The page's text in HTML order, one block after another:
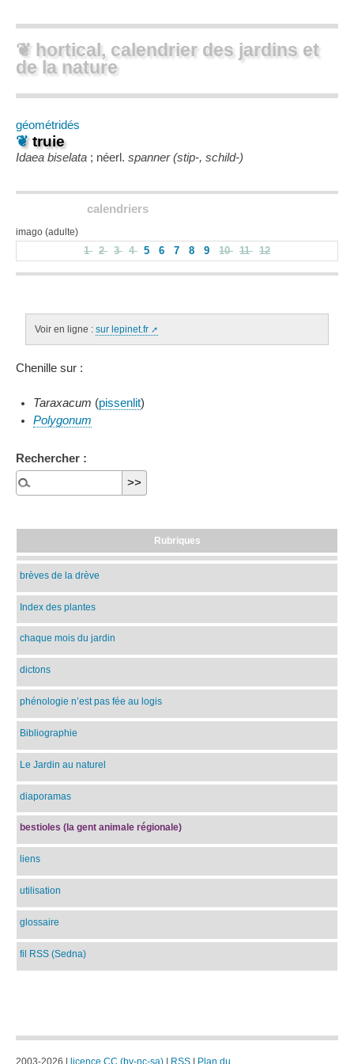
❦ hortical, calendrier des jardins et
de la nature
géométridés
❦truie
Idaea biselata ; néerl. spanner (stip-, schild-)
calendriers
imago (adulte)
1 2 3 4 5 6 7 8 9 10 11 12
Voir en ligne : sur lepinet.fr
Chenille sur :
Taraxacum (pissenlit)
Polygonum
Rechercher :
Rubriques
brèves de la drève
Index des plantes
chaque mois du jardin
dictons
phénologie n’est pas fée au logis
Bibliographie
Le Jardin au naturel
diaporamas
bestioles (la gent animale régionale)
liens
utilisation
glossaire
fil RSS (Sedna)
2003-2026 | licence CC (by-nc-sa) | RSS | Plan du